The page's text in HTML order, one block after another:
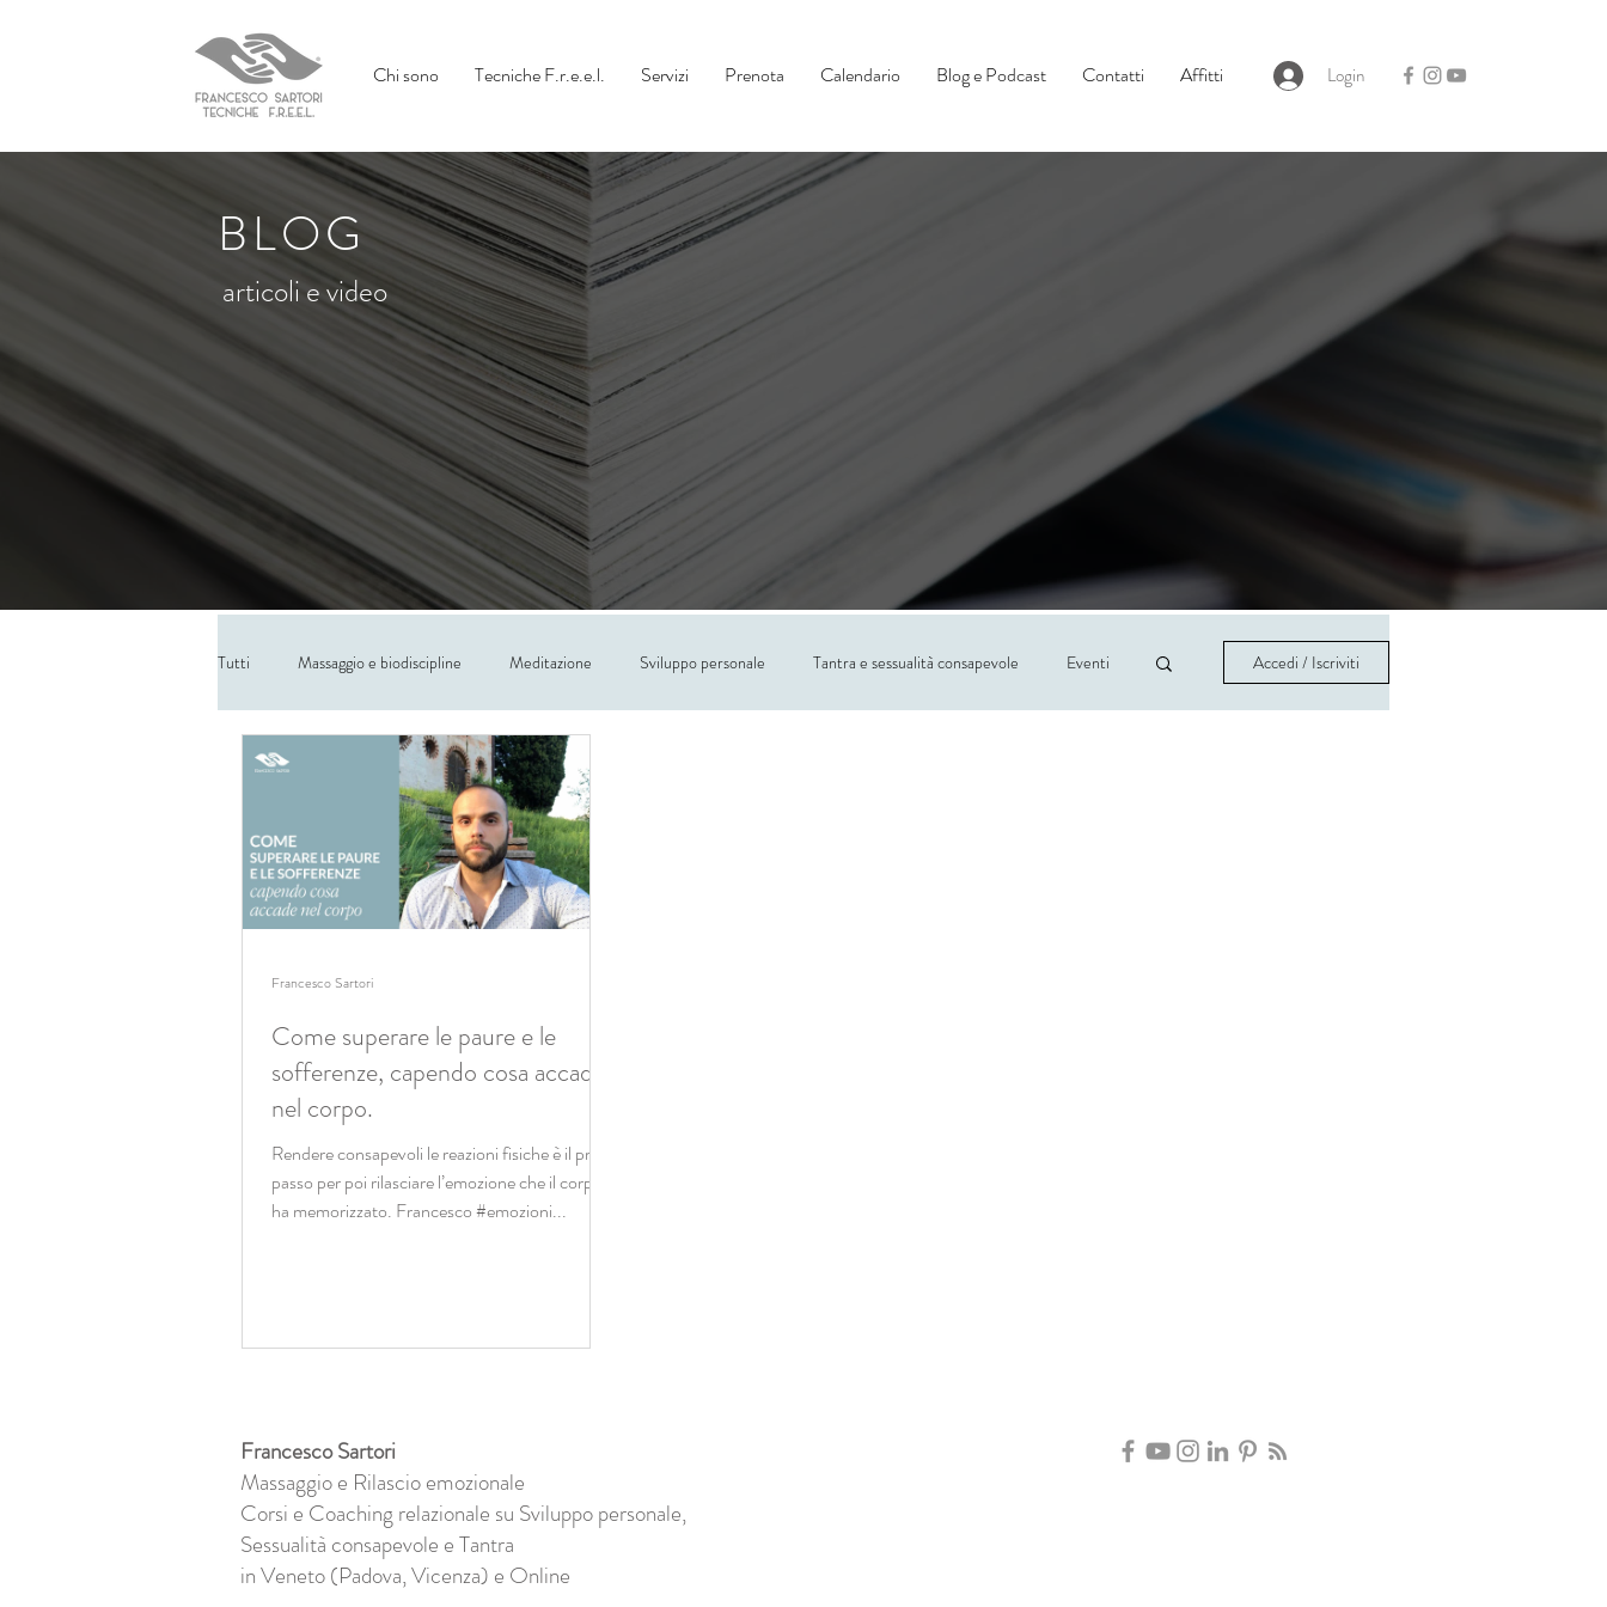
Chi sono Tecniche F.r.e.e.l. Servizi Prenota Calendario Blog e Podcast Contatti Affitti Login
BLOG
articoli e video
Tutti Massaggio e biodiscipline Meditazione Sviluppo personale Tantra e sessualità consapevole Eventi Accedi / Iscriviti
Come superare le paure e le
sofferenze, capendo cosa accade
nel corpo.
Rendere consapevoli le reazioni fisiche è il primo
passo per poi rilasciare l’emozione che il corpo
ha memorizzato. Francesco #emozioni...
Francesco Sartori
Francesco Sartori
Massaggio e Rilascio emozionale
Corsi e Coaching relazionale su Sviluppo personale,
Sessualità consapevole e Tantra
in Veneto (Padova, Vicenza) e Online